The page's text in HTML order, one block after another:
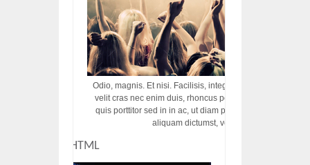
Odio, magnis. Et nisi. Facilisis, integer! Risus augue! Non
velit cras nec enim duis, rhoncus porttitor ac vut rhoncus
quis porttitor sed in in ac, ut diam porttitor odio nunc
aliquam dictumst, vel amet tincidunt
CUSTOM HTML